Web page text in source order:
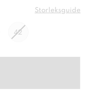
Storleksguide
42